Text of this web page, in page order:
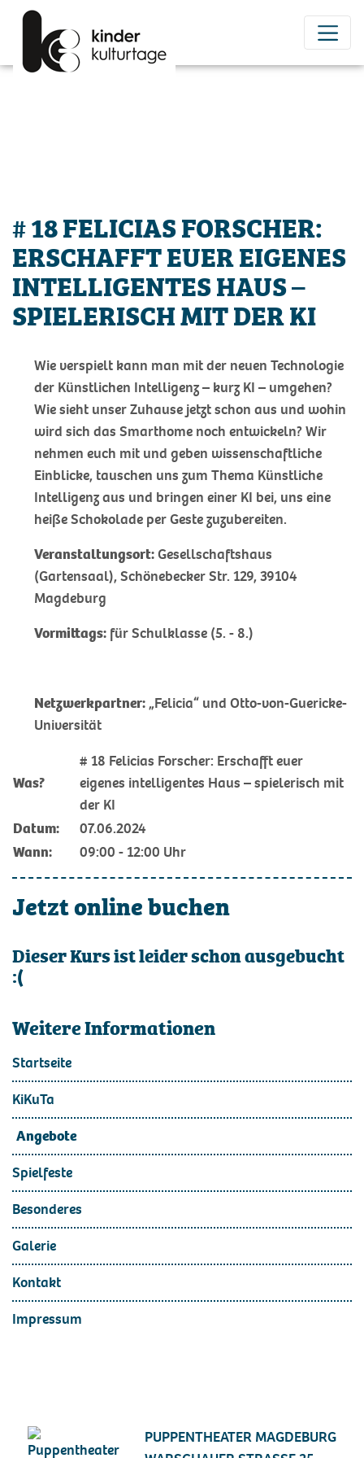
# 18 FELICIAS FORSCHER:
ERSCHAFFT EUER EIGENES
INTELLIGENTES HAUS –
SPIELERISCH MIT DER KI
Wie verspielt kann man mit der neuen Technologie
der Künstlichen Intelligenz – kurz KI – umgehen?
Wie sieht unser Zuhause jetzt schon aus und wohin
wird sich das Smarthome noch entwickeln? Wir
nehmen euch mit und geben wissenschaftliche
Einblicke, tauschen uns zum Thema Künstliche
Intelligenz aus und bringen einer KI bei, uns eine
heiße Schokolade per Geste zuzubereiten.
Veranstaltungsort:Gesellschaftshaus
(Gartensaal), Schönebecker Str. 129, 39104
Magdeburg
Vormittags:für Schulklasse (5. - 8.)
Netzwerkpartner:„Felicia“ und Otto-von-Guericke-
Universität
Was?
# 18 Felicias Forscher: Erschafft euer
eigenes intelligentes Haus – spielerisch mit
der KI
Datum:
07.06.2024
Wann:
09:00 - 12:00 Uhr
Jetzt online buchen
Dieser Kurs ist leider schon ausgebucht
:(
Weitere Informationen
Startseite
KiKuTa
Angebote
Spielfeste
Besonderes
Galerie
Kontakt
Impressum
PUPPENTHEATER MAGDEBURG